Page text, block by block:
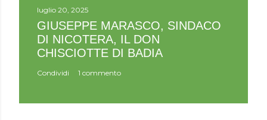
luglio 20, 2025
GIUSEPPE MARASCO, SINDACO
DI NICOTERA, IL DON
CHISCIOTTE DI BADIA
Condividi 1 commento